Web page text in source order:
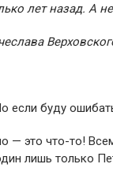
лет назад. А
если буду
— это что-то!
лишь только